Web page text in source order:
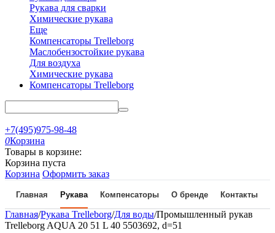
Рукава для сварки
Химические рукава
Еще
Компенсаторы Trelleborg
Маслобензостойкие рукава
Для воздуха
Химические рукава
Компенсаторы Trelleborg
+7(495)975-98-48
0Корзина
Товары в корзине:
Корзина пуста
Корзина Оформить заказ
Главная Рукава Компенсаторы О бренде Контакты
Главная/Рукава Trelleborg/Для воды/Промышленный рукав
Trelleborg AQUA 20 51 L 40 5503692, d=51